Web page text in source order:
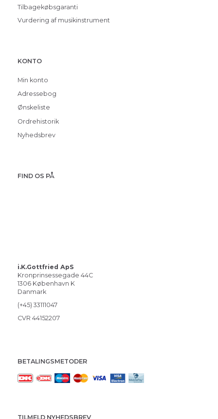
Tilbagekøbsgaranti
Vurdering af musikinstrument
KONTO
Min konto
Adressebog
Ønskeliste
Ordrehistorik
Nyhedsbrev
FIND OS PÅ
i.K.Gottfried ApS
Kronprinsessegade 44C
1306 København K
Danmark
(+45) 33111047
CVR 44152207
BETALINGSMETODER
TILMELD NYHEDSBREV